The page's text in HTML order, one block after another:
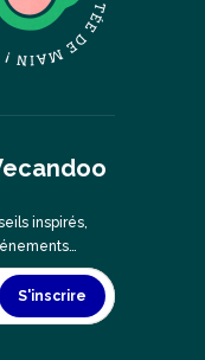
inspirés,
S'inscrire